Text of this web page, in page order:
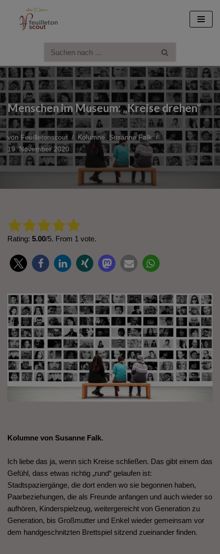
Zum
Menschen im Museum: „Kreise drehen“
von Feuilletonscout Kolumne, Susanne Falk
19. November 2020
Rate this item:
Rating: 5.00/5. From 1 vote.
Kolumne von Susanne Falk.
Ich liebe das ja, wenn sich Kreise schließen. Das gibt einem das
Gefühl, dass etwas richtig „rund“ gelaufen ist:
Stadtspaziergänge, die dort enden wo sie begonnen haben,
Paarbeziehungen, die als Freunde anfangen und auch wieder so
aufhören, Kinderspielzeug, weitergereicht von Generation zu
Generation, bis Großmutter und Enkel wieder gemeinsam vor
dem handgeschnitzten Brettspiel sitzend zueinander finden.